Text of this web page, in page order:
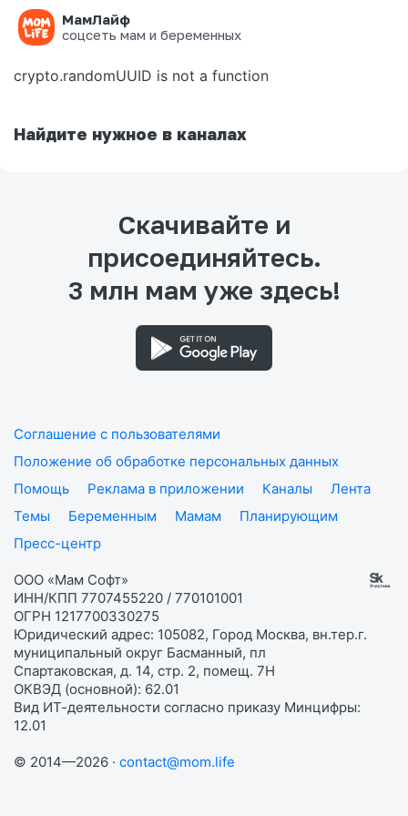
МамЛайф
соцсеть мам и беременных
Ошибка на странице
crypto.randomUUID is not a function
Найдите нужное в каналах
Скачивайте и
присоединяйтесь.
3 млн мам уже здесь!
Соглашение с пользователями
Положение об обработке персональных данных
Помощь
Реклама в приложении Каналы
Лента
Темы
Беременным Мамам
Планирующим
Пресс-центр
ООО «Мам Софт»
ИНН/КПП 7707455220 / 770101001
ОГРН 1217700330275
Юридический адрес: 105082, Город Москва, вн.тер.г.
муниципальный округ Басманный, пл
Спартаковская, д. 14, стр. 2, помещ. 7Н
ОКВЭД (основной): 62.01
Вид ИТ-деятельности согласно приказу Минцифры:
12.01
© 2014—2026 · contact@mom.life